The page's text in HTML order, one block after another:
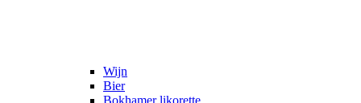
Wijn
Bier
Bokhamer likorette